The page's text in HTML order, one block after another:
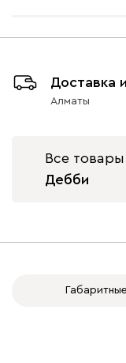
Доставка
Алматы
Все
Дебби
Габаритные